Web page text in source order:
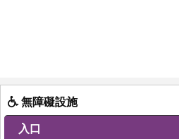
無障礙設施
入口